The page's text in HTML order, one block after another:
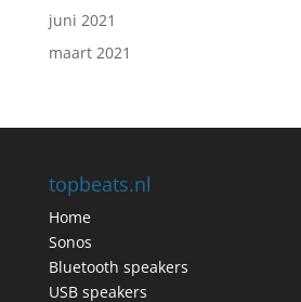
juni 2021
maart 2021
topbeats.nl
Home
Sonos
Bluetooth speakers
USB speakers